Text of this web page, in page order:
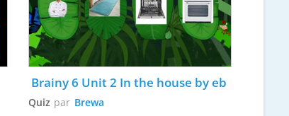
Brainy 6 Unit 2 In the house by eb
Quiz par Brewa